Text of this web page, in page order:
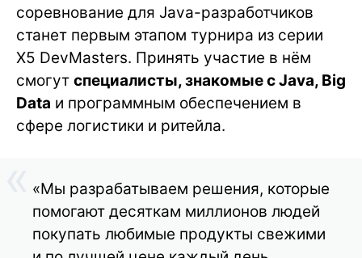
соревнование для Java-разработчиков
станет первым этапом турнира из серии
Х5 DevMasters. Принять участие в нём
смогут специалисты, знакомые с Java, Big
Data и программным обеспечением в
сфере логистики и ритейла.
«Мы разрабатываем решения, которые
помогают десяткам миллионов людей
покупать любимые продукты свежими